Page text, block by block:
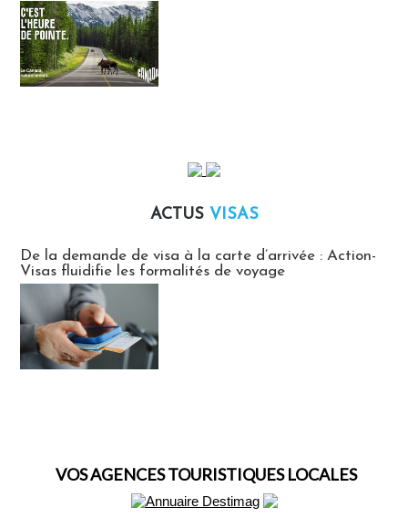
ACTUS VISAS
De la demande de visa à la carte d’arrivée : Action-
Visas fluidifie les formalités de voyage
VOS AGENCES TOURISTIQUES LOCALES